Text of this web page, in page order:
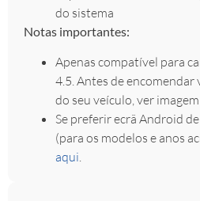
do sistema
Notas importantes:
Apenas compatível para
4.5. Antes de
do seu veículo, ver
Se preferir ecrã Android
(para os modelos e anos
aqui.